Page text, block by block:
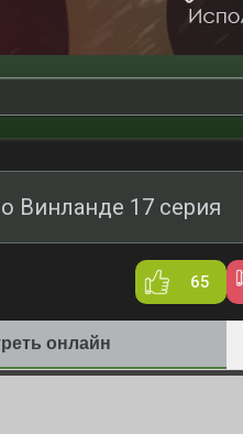
о Винланде 17 серия
65
онлайн